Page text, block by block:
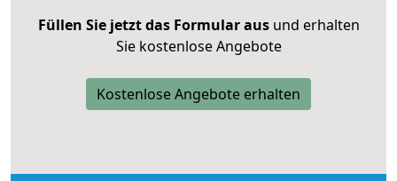
Füllen Sie jetzt das Formular ausund erhalten
Sie kostenlose Angebote
Kostenlose Angebote erhalten